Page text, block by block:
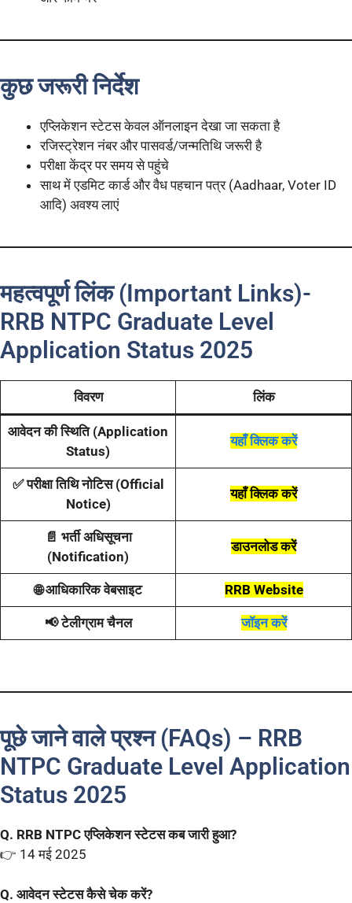
कुछ जरूरी निर्देश
एप्लिकेशन स्टेटस केवल ऑनलाइन देखा जा सकता है
रजिस्ट्रेशन नंबर और पासवर्ड/जन्मतिथि जरूरी है
परीक्षा केंद्र पर समय से पहुंचे
साथ में एडमिट कार्ड और वैध पहचान पत्र (Aadhaar, Voter ID
आदि) अवश्य लाएं
महत्वपूर्ण लिंक (Important Links)-
RRB NTPC Graduate Level
Application Status 2025
विवरण लिंक
आवेदन की स्थिति (Application
Status)
यहाँ क्लिक करें
✅ परीक्षा तिथि नोटिस (Official
Notice)
यहाँ क्लिक करें
📄 भर्ती अधिसूचना
(Notification)
डाउनलोड करें
🌐 आधिकारिक वेबसाइट RRB Website
📢 टेलीग्राम चैनल जॉइन करें
पूछे जाने वाले प्रश्न (FAQs) – RRB
NTPC Graduate Level Application
Status 2025
Q. RRB NTPC एप्लिकेशन स्टेटस कब जारी हुआ?
👉 14 मई 2025
Q. आवेदन स्टेटस कैसे चेक करें?